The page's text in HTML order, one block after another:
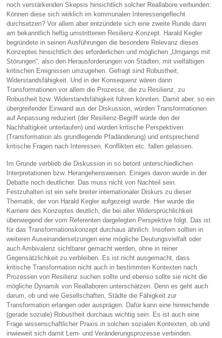
noch verstärkenden Skepsis hinsichtlich solcher Reallabore verbunden:
Können diese sich wirklich im kommunalen Interessengeflecht
durchsetzen? Vor allem aber entzündete sich eine zweite Runde dann
am bekanntlich heftig umstrittenen Resilienz-Konzept. Harald Kegler
begründete in seinen Ausführungen die besondere Relevanz dieses
Konzeptes hinsichtlich des erforderlichen und möglichen „Umgangs mit
Störungen“, also den Herausforderungen von Städten, mit vielfältigen
kritischen Ereignissen umzugehen. Gefragt sind Robustheit,
Widerstandsfähigkeit. Und in der Konsequenz wären dann
Transformationen vor allem die Prozesse, die zu Resilienz, zu
Robustheit bzw. Widerstandsfähigkeit führen könnten. Damit aber, so ein
übergreifender Einwand aus der Diskussion, würden Transformationen
auf Anpassung reduziert (der Resilienz-Begriff würde den der
Nachhaltigkeit unterlaufen) und würden kritische Perspektiven
(Transformation als grundlegende Pfadänderung) und entsprechend
kritische Fragen nach Interessen, Konflikten etc. fallen gelassen.
Im Grunde verblieb die Diskussion in so betont unterschiedlichen
Interpretationen bzw. Herangehensweisen. Einiges davon wurde in der
Debatte noch deutlicher. Das muss nicht von Nachteil sein.
Festzuhalten ist ein sehr breiter internationaler Diskurs zu dieser
Thematik, der von Harald Kegler aufgezeigt wurde. Hier wurde die
Karriere des Konzeptes deutlich, die bei aller Widersprüchlichkeit
überwiegend der vom Referenten dargelegten Perspektive folgt. Das ist
für das Transformationskonzept durchaus ähnlich. Insofern sollten in
weiteren Auseinandersetzungen eine mögliche Deutungsvielfalt oder
auch Ambivalenz sichtbarer gemacht werden, ohne in reiner
Gegensätzlichkeit zu verbleiben. Es ist nicht ausgemacht, dass
kritische Transformation nicht auch in bestimmten Kontexten nach
Prozessen von Resilienz suchen sollte und ebenso sollte sie nicht die
mögliche Dynamik von Reallaboren unterschätzen. Denn es geht auch
darum, ob und wie Gesellschaften, Städte die Fähigkeit zur
Transformation erlangen oder ausprägen. Dafür kann eine hinreichende
(gerade soziale) Robustheit durchaus wichtig sein. Es ist auch eine
Frage wissenschaftlicher Praxisin solchen sozialen Kontexten, ob und
inwieweit sich damit Lern- und Veränderungsprozesse verbinden.